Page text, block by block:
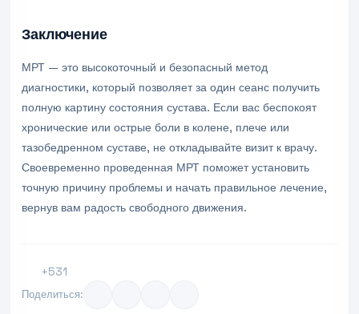
Заключение
МРТ — это высокоточный и безопасный метод
диагностики, который позволяет за один сеанс получить
полную картину состояния сустава. Если вас беспокоят
хронические или острые боли в колене, плече или
тазобедренном суставе, не откладывайте визит к врачу.
Своевременно проведенная МРТ поможет установить
точную причину проблемы и начать правильное лечение,
вернув вам радость свободного движения.
+531
Поделиться: